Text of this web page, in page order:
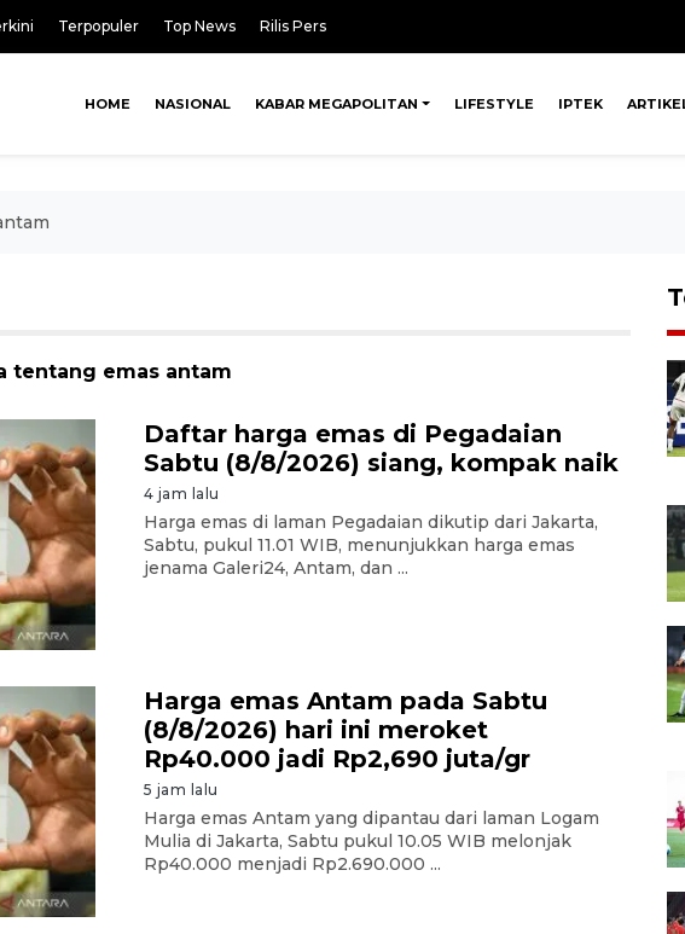
Terpopuler Top News Rilis Pers
HOME NASIONAL KABAR MEGAPOLITAN LIFESTYLE IPTEK
tentang emas antam
Daftar harga emas di Pegadaian
Sabtu (8/8/2026) siang, kompak naik
4 jam lalu
Harga emas di laman Pegadaian dikutip dari Jakarta,
Sabtu, pukul 11.01 WIB, menunjukkan harga emas
jenama Galeri24, Antam, dan ...
Harga emas Antam pada Sabtu
(8/8/2026) hari ini meroket
Rp40.000 jadi Rp2,690 juta/gr
5 jam lalu
Harga emas Antam yang dipantau dari laman Logam
Mulia di Jakarta, Sabtu pukul 10.05 WIB melonjak
Rp40.000 menjadi Rp2.690.000 ...